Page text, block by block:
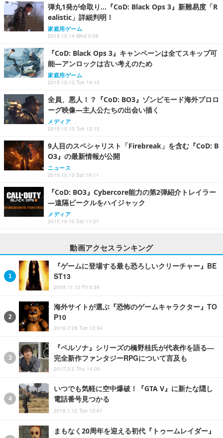
弾丸1発が命取り…『CoD: Black Ops 3』新難易度「R
ealistic」詳細判明！
家庭用ゲーム
2015.10.14 Wed 0:09
『CoD: Black Ops 3』キャンペーンは全てスキップ可
能―アンロックは古い考えのため
家庭用ゲーム
2015.10.13 Tue 19:13
全員、悪人！？『CoD: BO3』ゾンビモード海外プロロ
ーグ映像―主人公たちの出会い描く
メディア
2015.10.13 Tue 12:13
9人目のスペシャリスト「Firebreak」を含む『CoD: B
O3』の最新情報が公開
ニュース
2015.10.10 Sat 19:11
『CoD: BO3』Cybercore能力の第2弾紹介トレイラー
―遠隔ビークルをハイジャック
メディア
2015.10.10 Sat 11:37
動画アクセスランキング
『ゲームに登場する最も恐ろしいクリーチャー』BE
ST13
2009.11.13 Fri 0:39
海外サイトが選ぶ『恐怖のゲームキャラクター』TO
P10
2016.7.26 Tue 12:34
『ペルソナ』シリーズの橋野桂氏が代表作を語る―
完全新作ファンタジーRPGについて言及も
2017.3.2 Thu 14:00
いつでも気軽に空中爆破！『GTA V』に新たな隠し
電話番号見つかる
2016.1.12 Tue 12:47
まもなく20周年を迎える初代『トゥームレイダー』